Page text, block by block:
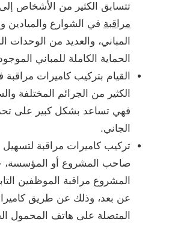
تتسابق الكثير من الأشخاص
مراقبة في الشوارع والميادين
المباني، والعديد من الوحدات
الحماية الكاملة للمباني
القيام بتركيب كاميرات
الكثير من الجرائم المختلفة
فهي تساعد بشكل كبير على
الجاني.
تركيب كاميرات مراقبة
صاحب المشروع أو
المشروع مراقبة الموظفين
عن بعد، وذلك عن طريق
المتصلة على هاتف المحمول